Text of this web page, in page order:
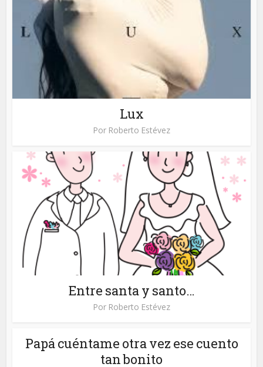
Lux
Por Roberto Estévez
Entre santa y santo…
Por Roberto Estévez
Papá cuéntame otra vez ese cuento
tan bonito